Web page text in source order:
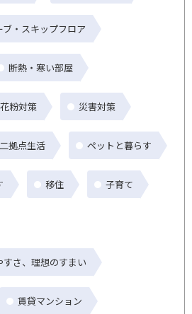
・スキップフロア
断熱・寒い部屋
花粉対策 災害対策
二拠点生活 ペットと暮らす
移住 子育て
さ、理想のすまい
賃貸マンション